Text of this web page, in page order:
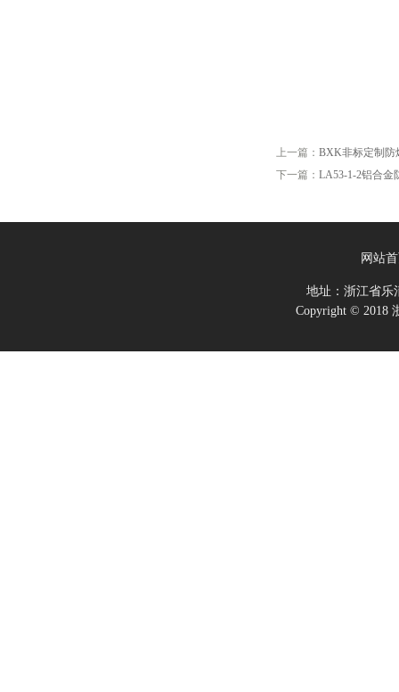
上一篇： BXK非标定制防
下一篇： LA53-1-2铝合金
网站
地址：浙江省
Copyright © 2018